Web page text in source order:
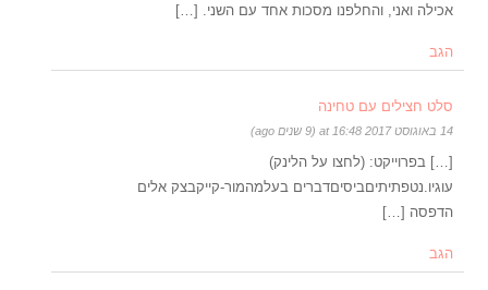
אכילה ואני, והחלפנו מסכות אחד עם השני. […]
הגב
סלט חצילים עם טחינה
14 באוגוסט 2017 at 16:48 (9 שנים ago)
[…] בפרוייקט: (לחצו על הלינק)
עוגיו.נטפתיתיםביסיםדברים בעלמהמור-קייקבצק אלים
הדפסה […]
הגב